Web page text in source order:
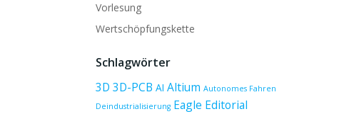
Vorlesung
Wertschöpfungskette
Schlagwörter
3D 3D-PCB AI Altium Autonomes Fahren
Deindustrialisierung Eagle Editorial